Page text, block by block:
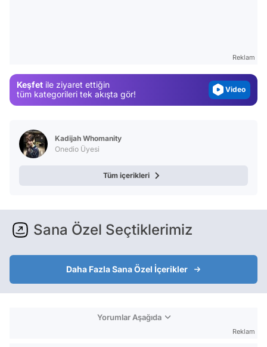
Reklam
Keşfet ile ziyaret ettiğin
tüm kategorileri tek akışta gör!
Video
Kadijah Whomanity
Onedio Üyesi
Tüm içerikleri
Sana Özel Seçtiklerimiz
Daha Fazla Sana Özel İçerikler
Yorumlar Aşağıda
Reklam